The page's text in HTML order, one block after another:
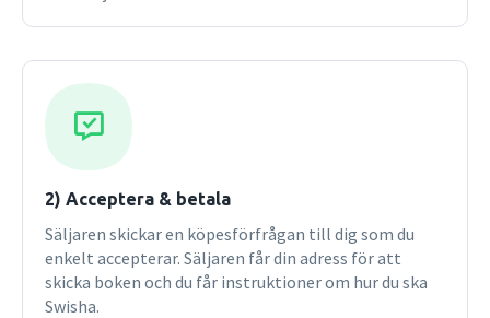
2) Acceptera & betala
Säljaren skickar en köpesförfrågan till dig som du
enkelt accepterar. Säljaren får din adress för att
skicka boken och du får instruktioner om hur du ska
Swisha.